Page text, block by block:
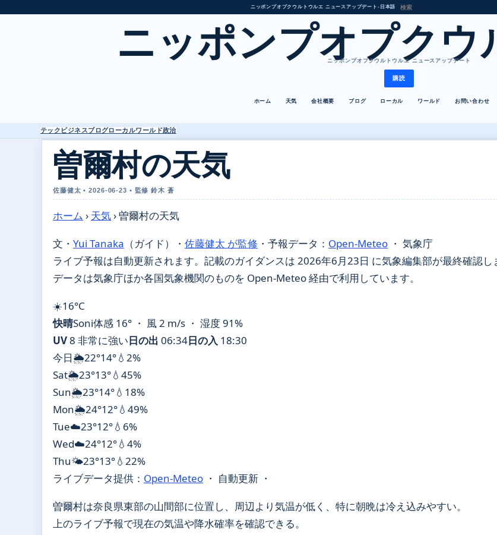
ニッポンプオプクウルトウルエ ニュースアップデート • 日本語
ニッポンプオプクウ
ニッポンプオプクウルトウルエ ニュースアップデート
購読
ホーム 天気 会社概要 ブログ ローカル ワールド お問い合わせ
テック ビジネスブログローカルワールド政治
曽爾村の天気
佐藤健太 • 2026-06-23 • 監修 鈴木 蒼
ホーム › 天気›曽爾村の天気
文・ Yui Tanaka （ガイド） ・ 佐藤健太 が監修 ・ 予報データ： Open-Meteo ・ 気象庁
ライブ予報は自動更新されます。記載のガイダンスは 2026年6月23日 に気象編集部が最終確認し
データは気象庁ほか各国気象機関のものを Open-Meteo 経由で利用しています。
☀️16°C
快晴Soni体感 16° ・ 風 2 m/s ・ 湿度 91%
UV8 非常に強い日の出 06:34日の入 18:30
今日🌦️22°14°💧2%
Sat🌦️23°13°💧45%
Sun🌦️23°14°💧18%
Mon🌦️24°12°💧49%
Tue☁️23°12°💧6%
Wed☁️24°12°💧4%
Thu🌤️23°13°💧22%
ライブデータ提供： Open-Meteo ・ 自動更新 ・
曽爾村は奈良県東部の山間部に位置し、周辺より気温が低く、特に朝晩は冷え込みやすい。
上のライブ予報で現在の気温や降水確率を確認できる。